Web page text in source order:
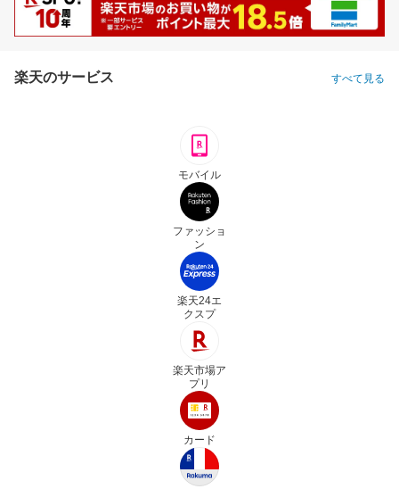
楽天のサービス すべて見る
モバイル
ファッショ
ン
楽天24エ
クスプ
楽天市場ア
プリ
カード